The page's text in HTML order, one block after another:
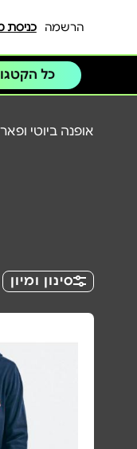
הרשמה כניסת
כל
אופנה ביוטי
סינון ומיון